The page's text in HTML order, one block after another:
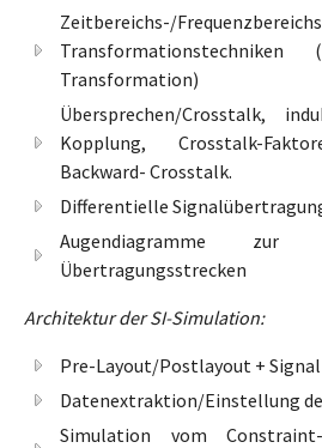
Zeitbereichs-/
Transformation)
Übersprechen/Crosstalk,
Kopplung, Crosstalk-
Backward- Crosstalk.
Differentielle
Augendiagramme zur
Übertragungsstrecken
Architektur der SI-Simulation:
Pre-Layout/Postlayout +
Datenextraktion/Einstellung
Simulation vom